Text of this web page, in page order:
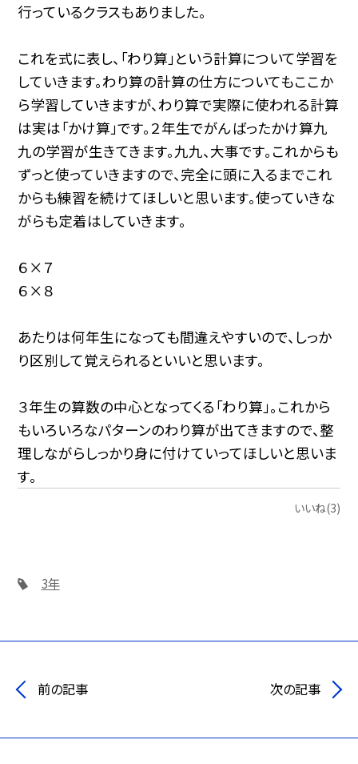
行っているクラスもありました。
これを式に表し、「わり算」という計算について学習を
していきます。わり算の計算の仕方についてもここか
ら学習していきますが、わり算で実際に使われる計算
は実は「かけ算」です。２年生でがんばったかけ算九
九の学習が生きてきます。九九、大事です。これからも
ずっと使っていきますので、完全に頭に入るまでこれ
からも練習を続けてほしいと思います。使っていきな
がらも定着はしていきます。
６×７
６×８
あたりは何年生になっても間違えやすいので、しっか
り区別して覚えられるといいと思います。
３年生の算数の中心となってくる「わり算」。これから
もいろいろなパターンのわり算が出てきますので、整
理しながらしっかり身に付けていってほしいと思いま
す。
いいね(3)
3年
前の記事 次の記事